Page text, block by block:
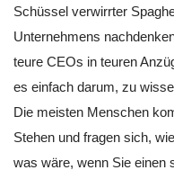
Schüssel verwirrter
Unternehmens
teure CEOs in teuren
es einfach darum, zu
Die meisten Menschen
Stehen und fragen sich,
was wäre, wenn Sie einen